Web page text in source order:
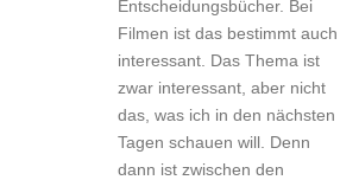
Entscheidungsbücher. Bei
Filmen ist das bestimmt auch
interessant. Das Thema ist
zwar interessant, aber nicht
das, was ich in den nächsten
Tagen schauen will. Denn
dann ist zwischen den